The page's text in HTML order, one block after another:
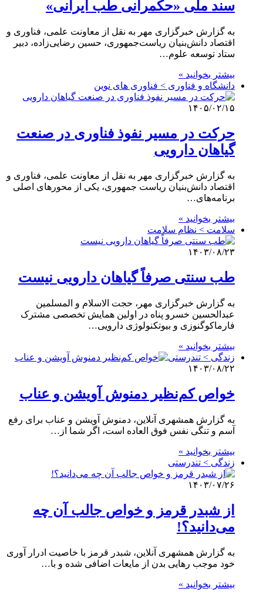
سند ملی «حکمرانی طب ایرانی»
به گزارش خبرگزاری مهر به نقل از معاونت علمی، فناوری و
اقتصاد دانش‌بنیان ریاست‌جمهوری، حسین رضایی‌زاده، دبیر
ستاد توسعه علوم…
بیشتر بخوانید »
دانشگاه و فناوری > فناوری های نوین
۱۴۰۵/۰۲/۱۵
حرکت در مسیر نفوذ فناوری در صنعت
گیاهان دارویی
به گزارش خبرگزاری مهر به نقل از معاونت علمی، فناوری و
اقتصاد دانش‌بنیان ریاست جمهوری، یکی از محورهای اصلی
برنامه‌های…
بیشتر بخوانید »
سلامت > نظام سلامت
۱۴۰۳/۰۸/۲۳
طب سنتی صرفاً گیاهان دارویی نیست
به گزارش خبرگزاری مهر، حجت الاسلام و المسلمین
عبدالحسین خسرو پناه در اولین همایش تخصصی مشترک
فارماکوگنوزی و بیوتکنولوژی دارویی…
بیشتر بخوانید »
زندگی > تندرستی
۱۴۰۳/۰۸/۲۲
خواص کم‌نظیر دمنوش آویشن و عناب
به گزارش همشهری آنلاین، دمنوش آویشن و عناب برای رفع
آسم و تنگی نفس فوق العاده است، اگر شما از…
بیشتر بخوانید »
زندگی > تندرستی
۱۴۰۳/۰۷/۲۶
از شبدر قرمز و خواص جالب آن چه
می‌دانید؟!
به گزارش همشهری آنلاین، شبدر قرمز با خاصیت ادرار آوری
خود موجب رهایی بدن از مایعات اضافی شده و با…
بیشتر بخوانید »